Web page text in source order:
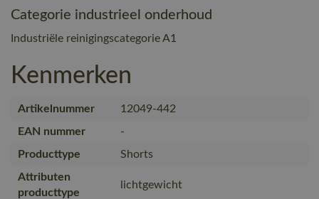
Categorie industrieel onderhoud
Industriële reinigingscategorie A1
Kenmerken
Artikelnummer
12049-442
EAN nummer
-
Producttype
Shorts
Attributen
producttype
lichtgewicht